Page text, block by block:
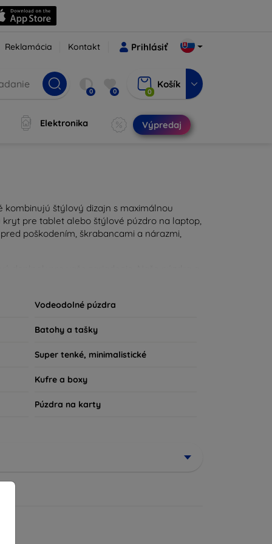
Reklamácia Kontakt Prihlásiť
0 0 0
Košík
Elektronika Výpredaj
štýlový dizajn s maximálnou
pre tablet alebo štýlové púzdro na laptop,
poškodením, škrabancami a nárazmi,
vášho každodenného outfitu. Pre
sme tu práve pre vás.
Vodeodolné púzdra
Batohy a tašky
Super tenké, minimalistické
Kufre a boxy
Púzdra na karty